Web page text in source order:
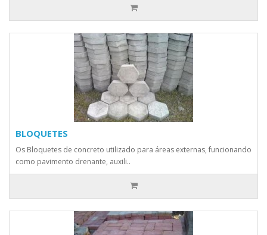
BLOQUETES
Os Bloquetes de concreto utilizado para áreas externas, funcionando
como pavimento drenante, auxili..